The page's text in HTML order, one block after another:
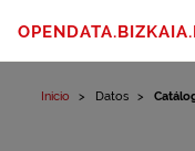
Inicio Datos